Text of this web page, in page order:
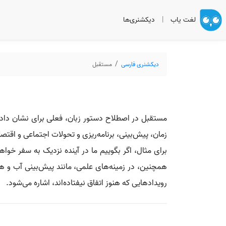
لغت یاب | دیکشنری‌ها
دیکشنری فارسی مستقبل
مستقبل در اصطلاح دستور زبان، فعلی برای نشان
زمان، پیش‌بینی، برنامه‌ریزی و تحولات اجتماعی و
برای مثال، اگر بگوییم ما در آینده نزدیک به سفر
همچنین، در زمینه‌های علمی، مانند پیش‌بینی آب و
رویدادهایی که هنوز اتفاق نیفتاده‌اند، اشاره می‌شود.